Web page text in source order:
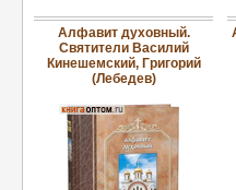
Алфавит духовный.
Святители Василий
Кинешемский, Григорий
(Лебедев)